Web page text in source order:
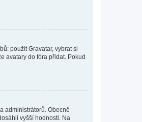
použít Gravatar, vybrat si
avatary do fóra přidat. Pokud
administrátorů. Obecně
vyšší hodnosti. Na